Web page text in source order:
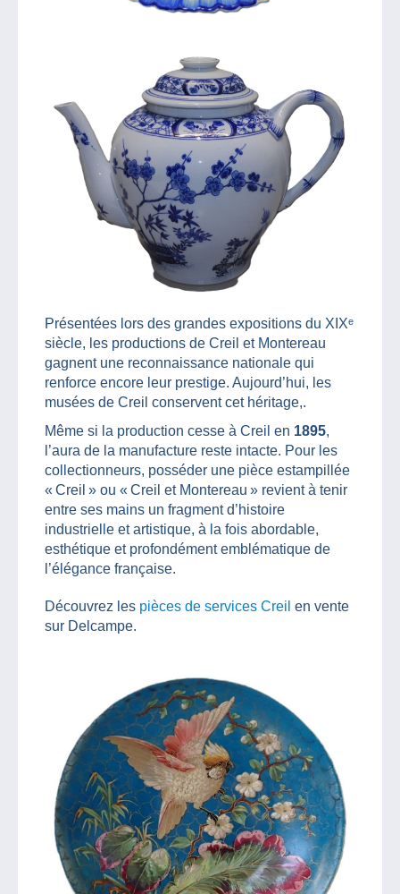
Présentées lors des grandes expositions du XIXᵉ
siècle, les productions de Creil et Montereau
gagnent une reconnaissance nationale qui
renforce encore leur prestige. Aujourd’hui, les
musées de Creil conservent cet héritage,.
Même si la production cesse à Creil en 1895,
l’aura de la manufacture reste intacte. Pour les
collectionneurs, posséder une pièce estampillée
« Creil » ou « Creil et Montereau » revient à tenir
entre ses mains un fragment d’histoire
industrielle et artistique, à la fois abordable,
esthétique et profondément emblématique de
l’élégance française.
Découvrez les pièces de services Creil en vente
sur Delcampe.